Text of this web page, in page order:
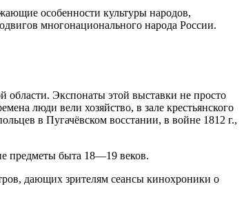
особенности культуры народов,
многонационального народа России.
области. Экспонаты этой выставки не просто
люди вели хозяйство, в зале крестьянского
в Пугачёвском восстании, в войне 1812 г.,
предметы быта 18—19 веков.
дающих зрителям сеансы кинохроники о